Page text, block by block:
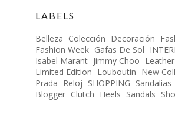
LABELS
Belleza Colección Decoración
Fashion Week Gafas De Sol
Isabel Marant Jimmy Choo
Limited Edition Louboutin New
Prada Reloj SHOPPING Sandalias
Blogger Clutch Heels Sandals